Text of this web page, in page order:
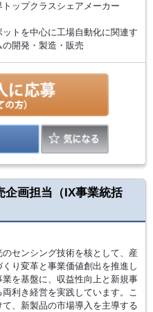
ップクラスシェアメーカー
トを中心に工場自動化に関連す
開発・製造・販売
画担当（IX事業統括
センシング技術を核として、産
り変革と事業価値創出を推進し
を基盤に、収益性向上と新規事
利き経営を実践しています。こ
、新製品の市場導入を主導する